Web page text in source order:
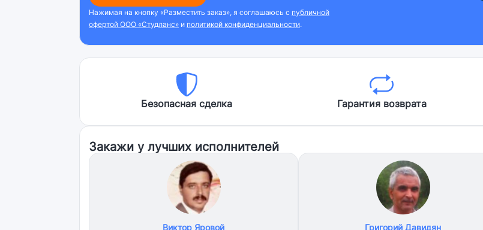
Нажимая на кнопку «Разместить заказ», я соглашаюсь с публичной
офертой ООО «Студланс» и политикой конфиденциальности.
Безопасная сделка Гарантия возврата
Закажи у лучших исполнителей
Виктор Яровой
Григорий Давидян